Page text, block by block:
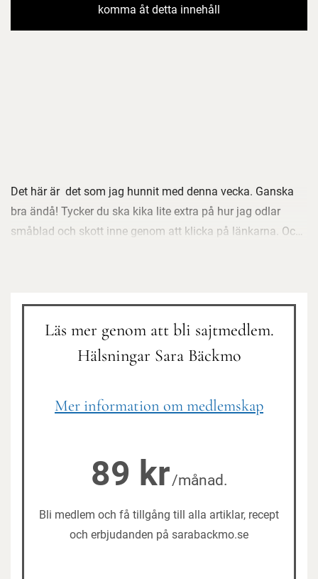
komma åt detta innehåll
Det här är det som jag hunnit med denna vecka. Ganska
bra ändå! Tycker du ska kika lite extra på hur jag odlar
småblad och skott inne genom att klicka på länkarna. Och
Läs mer genom att bli sajtmedlem.
Hälsningar Sara Bäckmo
Mer information om medlemskap
89 kr/månad.
Bli medlem och få tillgång till alla artiklar, recept
och erbjudanden på sarabackmo.se